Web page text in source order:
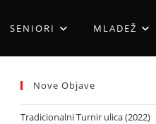
SENIORI MLADEŽ
Nove Objave
Tradicionalni Turnir ulica (2022)